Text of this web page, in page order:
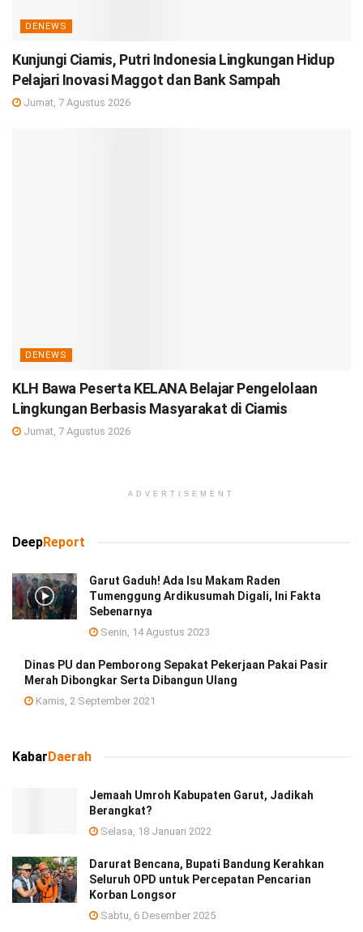
DENEWS
Kunjungi Ciamis, Putri Indonesia Lingkungan Hidup
Pelajari Inovasi Maggot dan Bank Sampah
Jumat, 7 Agustus 2026
DENEWS
KLH Bawa Peserta KELANA Belajar Pengelolaan
Lingkungan Berbasis Masyarakat di Ciamis
Jumat, 7 Agustus 2026
ADVERTISEMENT
DeepReport
Garut Gaduh! Ada Isu Makam Raden
Tumenggung Ardikusumah Digali, Ini Fakta
Sebenarnya
Senin, 14 Agustus 2023
Dinas PU dan Pemborong Sepakat Pekerjaan Pakai Pasir
Merah Dibongkar Serta Dibangun Ulang
Kamis, 2 September 2021
KabarDaerah
Jemaah Umroh Kabupaten Garut, Jadikah
Berangkat?
Selasa, 18 Januari 2022
Darurat Bencana, Bupati Bandung Kerahkan
Seluruh OPD untuk Percepatan Pencarian
Korban Longsor
Sabtu, 6 Desember 2025